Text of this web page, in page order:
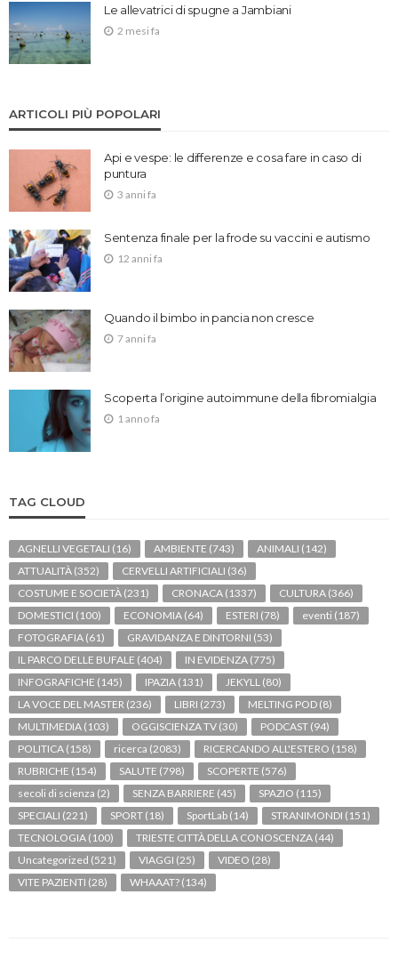
Le allevatrici di spugne a Jambiani
2 mesi fa
ARTICOLI PIÙ POPOLARI
Api e vespe: le differenze e cosa fare in caso di
puntura
3 anni fa
Sentenza finale per la frode su vaccini e autismo
12 anni fa
Quando il bimbo in pancia non cresce
7 anni fa
Scoperta l’origine autoimmune della fibromialgia
1 anno fa
TAG CLOUD
AGNELLI VEGETALI (16) AMBIENTE (743) ANIMALI (142)
ATTUALITÀ (352) CERVELLI ARTIFICIALI (36)
COSTUME E SOCIETÀ (231) CRONACA (1337) CULTURA (366)
DOMESTICI (100) ECONOMIA (64) ESTERI (78) eventi (187)
FOTOGRAFIA (61) GRAVIDANZA E DINTORNI (53)
IL PARCO DELLE BUFALE (404) IN EVIDENZA (775)
INFOGRAFICHE (145) IPAZIA (131) JEKYLL (80)
LA VOCE DEL MASTER (236) LIBRI (273) MELTING POD (8)
MULTIMEDIA (103) OGGISCIENZA TV (30) PODCAST (94)
POLITICA (158) ricerca (2083) RICERCANDO ALL'ESTERO (158)
RUBRICHE (154) SALUTE (798) SCOPERTE (576)
secoli di scienza (2) SENZA BARRIERE (45) SPAZIO (115)
SPECIALI (221) SPORT (18) SportLab (14) STRANIMONDI (151)
TECNOLOGIA (100) TRIESTE CITTÀ DELLA CONOSCENZA (44)
Uncategorized (521) VIAGGI (25) VIDEO (28)
VITE PAZIENTI (28) WHAAAT? (134)